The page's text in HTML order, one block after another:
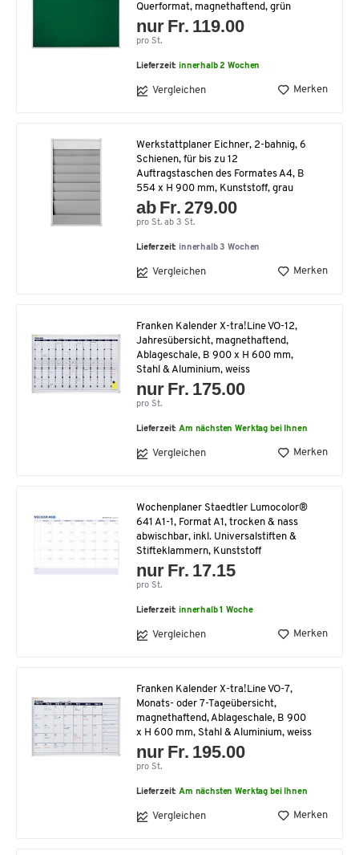
Querformat, magnethaftend, grün
nur Fr. 119.00
pro St.
Lieferzeit:innerhalb 2 Wochen
Vergleichen Merken
Werkstattplaner Eichner, 2-bahnig, 6
Schienen, für bis zu 12
Auftragstaschen des Formates A4, B
554 x H 900 mm, Kunststoff, grau
ab Fr. 279.00
pro St. ab 3 St.
Lieferzeit: innerhalb 3 Wochen
Vergleichen Merken
Franken Kalender X-tra!Line VO-12,
Jahresübersicht, magnethaftend,
Ablageschale, B 900 x H 600 mm,
Stahl & Aluminium, weiss
nur Fr. 175.00
pro St.
Lieferzeit:Am nächsten Werktag bei Ihnen
Vergleichen Merken
Wochenplaner Staedtler Lumocolor®
641 A1-1, Format A1, trocken & nass
abwischbar, inkl. Universalstiften &
Stifteklammern, Kunststoff
nur Fr. 17.15
pro St.
Lieferzeit:innerhalb 1 Woche
Vergleichen Merken
Franken Kalender X-tra!Line VO-7,
Monats- oder 7-Tageübersicht,
magnethaftend, Ablageschale, B 900
x H 600 mm, Stahl & Aluminium, weiss
nur Fr. 195.00
pro St.
Lieferzeit:Am nächsten Werktag bei Ihnen
Vergleichen Merken